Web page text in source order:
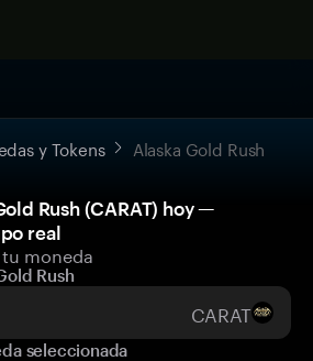
y Tokens Alaska Gold Rush
Rush (CARAT) hoy —
real
moneda
Rush
CARAT
seleccionada